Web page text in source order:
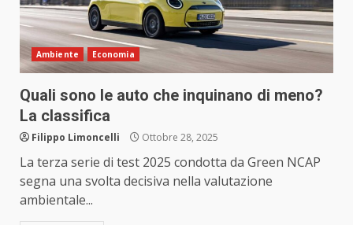
Ambiente Economia
Quali sono le auto che inquinano di meno?
La classifica
Filippo Limoncelli Ottobre 28, 2025
La terza serie di test 2025 condotta da Green NCAP
segna una svolta decisiva nella valutazione
ambientale...